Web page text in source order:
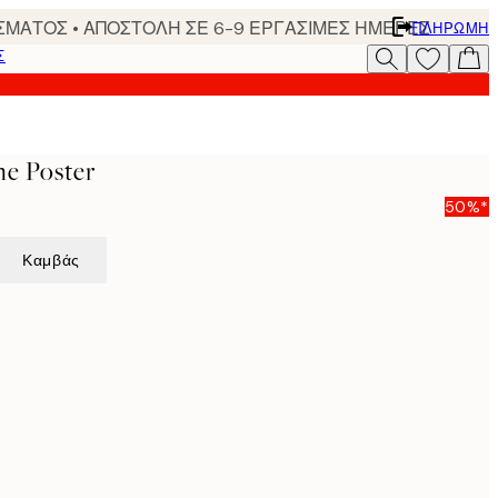
• ΑΠΟΣΤΟΛΗ ΣΕ 6-9 ΕΡΓΑΣΙΜΕΣ ΗΜΕΡΕΣΠΛΗΡΩΜΉ
Poster
50%*
Καμβάς